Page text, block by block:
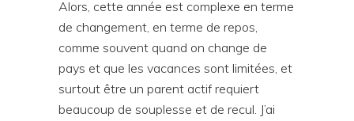
Alors, cette année est complexe en terme
de changement, en terme de repos,
comme souvent quand on change de
pays et que les vacances sont limitées, et
surtout être un parent actif requiert
beaucoup de souplesse et de recul. J’ai